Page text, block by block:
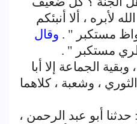
لأبره ، ألا أنبئكم
مستكبر " . وقال
مستكبر " .
الجماعة إلا أبا
، وشعبة ، كلاهما
أبو عبد الرحمن ،